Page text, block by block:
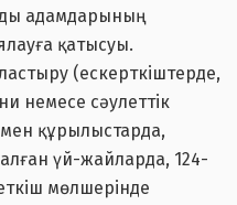
адамдарының
қатысуы.
(ескерткіштерде,
немесе сәулеттік
құрылыстарда,
үй-жайларда, 124-
мөлшерінде